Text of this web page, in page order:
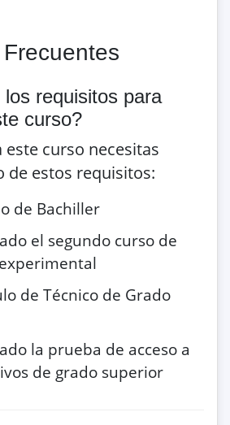
requisitos para
curso?
este curso necesitas
de estos requisitos:
de Bachiller
el segundo curso de
de Técnico de Grado
la prueba de acceso a
de grado superior